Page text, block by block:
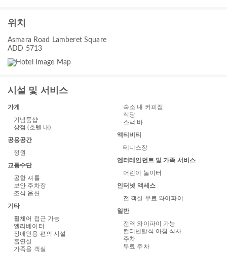
위치
Asmara Road Lamberet Square
ADD 5713
시설 및 서비스
가게
기념품샵
상점 (호텔 내)
공용공간
정원
교통수단
공항 셔틀
보안 주차장
조식 옵션
기타
휠체어 접근 가능
엘리베이터
장애인용 편의 시설
흡연실
가족용 객실
숙소 내 커피점
식당
스낵 바
액티비티
테니스장
엔터테인먼트 및 가족 서비스
어린이 놀이터
인터넷 액세스
전 객실 무료 와이파이
일반
전역 와이파이 가능
컨티넨탈식 아침 식사
주차
무료 주차